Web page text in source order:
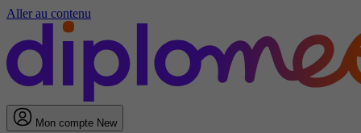
Aller au contenu
Mon compte New